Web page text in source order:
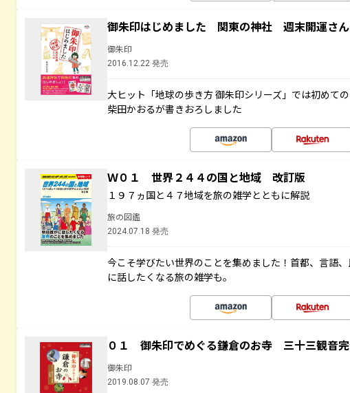
御朱印はじめました 関東の神社 週末開運さ
御朱印
2016.12.22 発売
大ヒット「地球の歩き方 御朱印シリーズ」では初めて
柴田かおるが書きおろしました
Ｗ０１ 世界２４４の国と地域 改訂版
１９７ヵ国と４７地域を旅の雑学とともに解説
旅の図鑑
2024.07.18 発売
今こそ学びたい世界のことを集めました！首都、言語
に話したくなる旅の雑学も。
０１ 御朱印でめぐる鎌倉のお寺 三十三観音
御朱印
2019.08.07 発売